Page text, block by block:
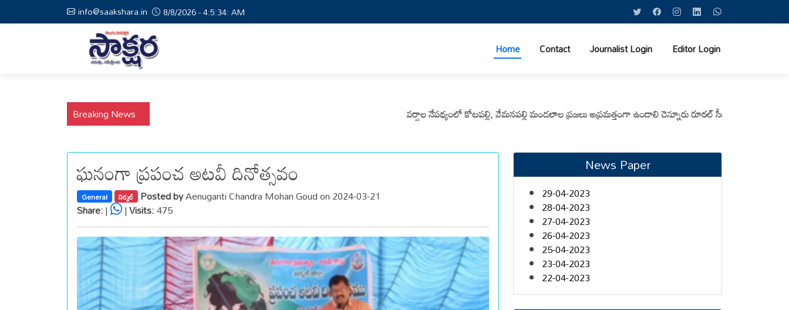
info@saakshara.in 8/8/2026 - 4:5:35: AM
Home Contact Journalist Login Editor Login
Breaking News వర్షాల నేపథ్యంలో కోటపల్లి, వేమనపల్లి మండలాల ప్రజలు అప్రమత్తంగా ఉండాలి చెన్నూరు రూరల్ సీఐ ఆర్. కృష్ణ
ఘనంగా ప్రపంచ అటవీ దినోత్సవం
General నిర్మల్ Posted byAenuganti Chandra Mohan Goud on 2024-03-21
Share:| |Visits:475
News Paper
29-04-2023
28-04-2023
27-04-2023
26-04-2023
25-04-2023
23-04-2023
22-04-2023